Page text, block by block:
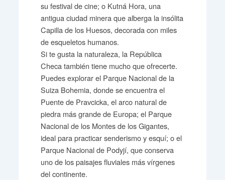
su festival de cine; o Kutná Hora, una
antigua ciudad minera que alberga la insólita
Capilla de los Huesos, decorada con miles
de esqueletos humanos.
Si te gusta la naturaleza, la República
Checa también tiene mucho que ofrecerte.
Puedes explorar el Parque Nacional de la
Suiza Bohemia, donde se encuentra el
Puente de Pravcicka, el arco natural de
piedra más grande de Europa; el Parque
Nacional de los Montes de los Gigantes,
ideal para practicar senderismo y esquí; o el
Parque Nacional de Podyjí, que conserva
uno de los paisajes fluviales más vírgenes
del continente.